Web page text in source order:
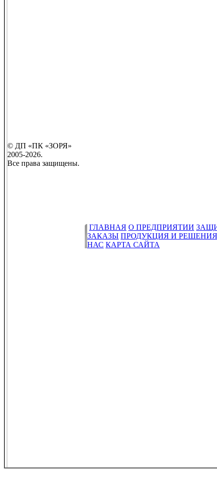
© ДП «ПК «ЗОРЯ»
2005-2026.
Все права защищены.
ГЛАВНАЯ О ПРЕДПРИЯТИИ
ЗАКАЗЫ ПРОДУКЦИЯ И РЕШЕНИЯ
НАС КАРТА САЙТА